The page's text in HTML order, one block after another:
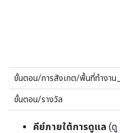
ขั้นตอน/การสังเกต/พื้นที่ทำงาน
ขั้นตอน/รางวัล
คีย์ภายใต้การดูแล (ดู